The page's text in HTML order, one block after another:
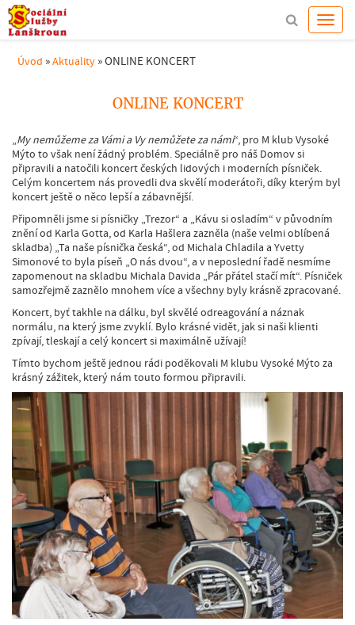
Úvod »Aktuality »ONLINE KONCERT
ONLINE KONCERT
„My nemůžeme za Vámi a Vy nemůžete za námi“, pro M klub Vysoké
Mýto to však není žádný problém. Speciálně pro náš Domov si
připravili a natočili koncert českých lidových i moderních písniček.
Celým koncertem nás provedli dva skvělí moderátoři, díky kterým byl
koncert ještě o něco lepší a zábavnější.
Připomněli jsme si písničky „Trezor“ a „Kávu si osladím“ v původním
znění od Karla Gotta, od Karla Hašlera zazněla (naše velmi oblíbená
skladba) „Ta naše písnička česká“, od Michala Chladila a Yvetty
Simonové to byla píseň „O nás dvou“, a v neposlední řadě nesmíme
zapomenout na skladbu Michala Davida „Pár přátel stačí mít“. Písniček
samozřejmě zaznělo mnohem více a všechny byly krásně zpracované.
Koncert, byť takhle na dálku, byl skvělé odreagování a náznak
normálu, na který jsme zvyklí. Bylo krásné vidět, jak si naši klienti
zpívají, tleskají a celý koncert si maximálně užívají!
Tímto bychom ještě jednou rádi poděkovali M klubu Vysoké Mýto za
krásný zážitek, který nám touto formou připravili.